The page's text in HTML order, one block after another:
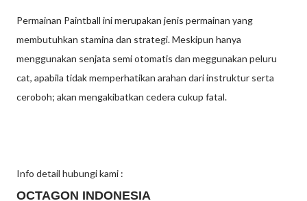
Permainan Paintball ini merupakan jenis permainan yang
membutuhkan stamina dan strategi. Meskipun hanya
menggunakan senjata semi otomatis dan meggunakan peluru
cat, apabila tidak memperhatikan arahan dari instruktur serta
ceroboh; akan mengakibatkan cedera cukup fatal.
Info detail hubungi kami :
OCTAGON INDONESIA